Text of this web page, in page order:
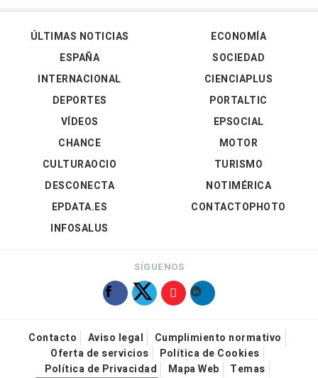
ÚLTIMAS NOTICIAS
ESPAÑA
INTERNACIONAL
DEPORTES
VÍDEOS
ECONOMÍA
SOCIEDAD
CIENCIAPLUS
PORTALTIC
EPSOCIAL
CHANCE
CULTURAOCIO
DESCONECTA
EPDATA.ES
INFOSALUS
MOTOR
TURISMO
NOTIMÉRICA
CONTACTOPHOTO
SÍGUENOS
Contacto Aviso legal
Cumplimiento normativo
Oferta de servicios
Política de Cookies
Política de Privacidad
Mapa Web
Temas